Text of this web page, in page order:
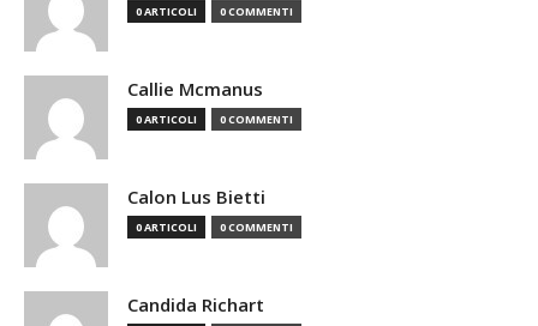
0 ARTICOLI 0 COMMENTI
Callie Mcmanus
0 ARTICOLI 0 COMMENTI
Calon Lus Bietti
0 ARTICOLI 0 COMMENTI
Candida Richart